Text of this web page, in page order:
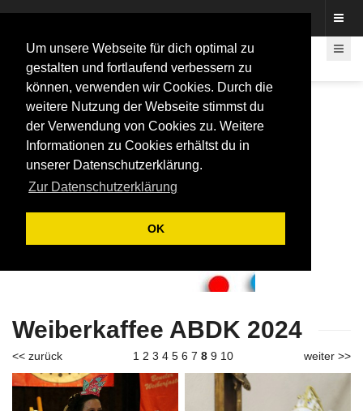
Um unsere Webseite für dich optimal zu
gestalten und fortlaufend verbessern zu
können, verwenden wir Cookies. Durch die
weitere Nutzung der Webseite stimmst du
der Verwendung von Cookies zu. Weitere
Informationen zu Cookies erhältst du in
unserer Datenschutzerklärung.
Zur Datenschutzerklärung
OK
Weiberkaffee ABDK 2024
<< zurück 1 2 3 4 5 6 7 8 9 10 weiter >>